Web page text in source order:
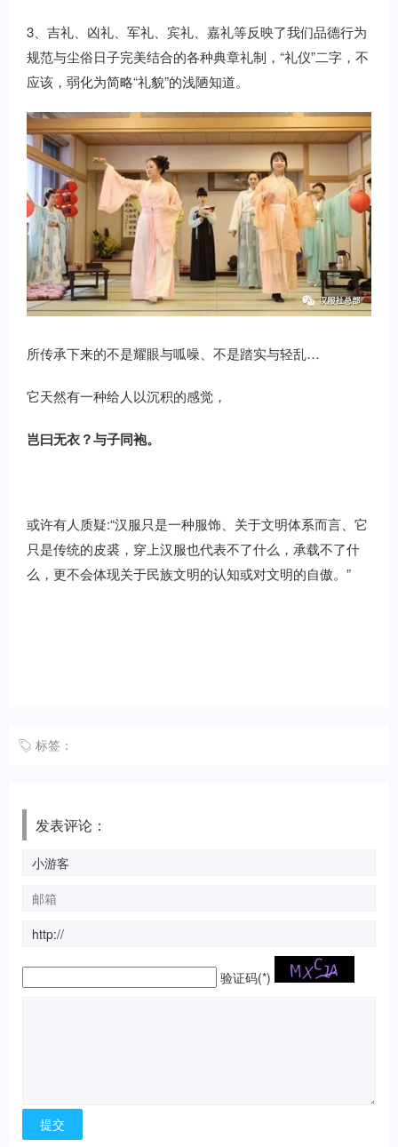
3、吉礼、凶礼、军礼、宾礼、嘉礼等反映了我们品德行为
规范与尘俗日子完美结合的各种典章礼制，“礼仪”二字，不
应该，弱化为简略“礼貌”的浅陋知道。
所传承下来的不是耀眼与呱噪、不是踏实与轻乱…
它天然有一种给人以沉积的感觉，
岂曰无衣？与子同袍。
或许有人质疑:“汉服只是一种服饰、关于文明体系而言、它
只是传统的皮裘，穿上汉服也代表不了什么，承载不了什
么，更不会体现关于民族文明的认知或对文明的自傲。”
标签：
发表评论：
验证码(*)